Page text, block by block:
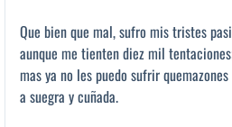
Que bien que mal, sufro mis tristes
aunque me tienten diez mil
mas ya no les puedo sufrir quemazones
a suegra y cuñada.